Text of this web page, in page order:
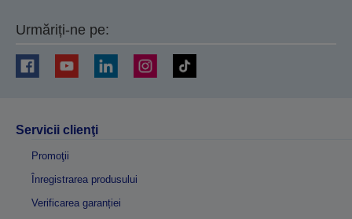
Urmăriți-ne pe:
Servicii clienţi
Promoţii
Înregistrarea produsului
Verificarea garanției